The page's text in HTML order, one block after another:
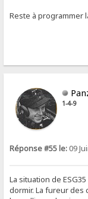
Reste à programmer
1-4-9
Réponse #55 le: 09
La situation de
dormir. La fureur